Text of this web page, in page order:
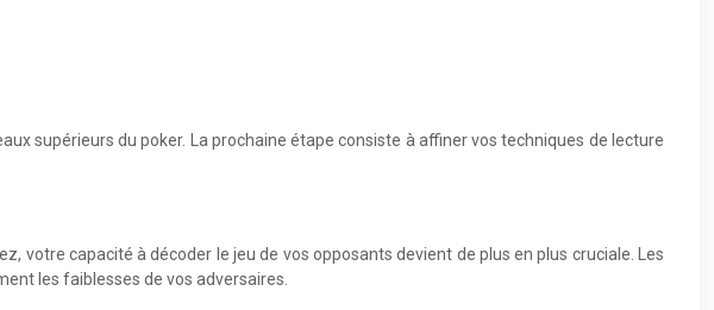
supérieurs du poker. La prochaine étape consiste à affiner vos techniques de lecture
votre capacité à décoder le jeu de vos opposants devient de plus en plus cruciale. Les
les faiblesses de vos adversaires.